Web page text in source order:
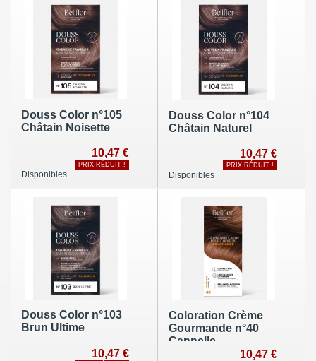
Douss Color n°105
Châtain Noisette
10,47 €
PRIX RÉDUIT !
Disponibles
Douss Color n°104
Châtain Naturel
10,47 €
PRIX RÉDUIT !
Disponibles
Douss Color n°103
Brun Ultime
10,47 €
Coloration Crème
Gourmande n°40
Cannelle
10,47 €